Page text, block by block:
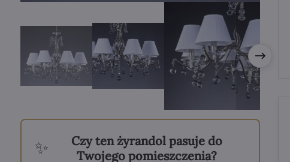
✨
Czy ten żyrandol pasuje do
Twojego pomieszczenia?